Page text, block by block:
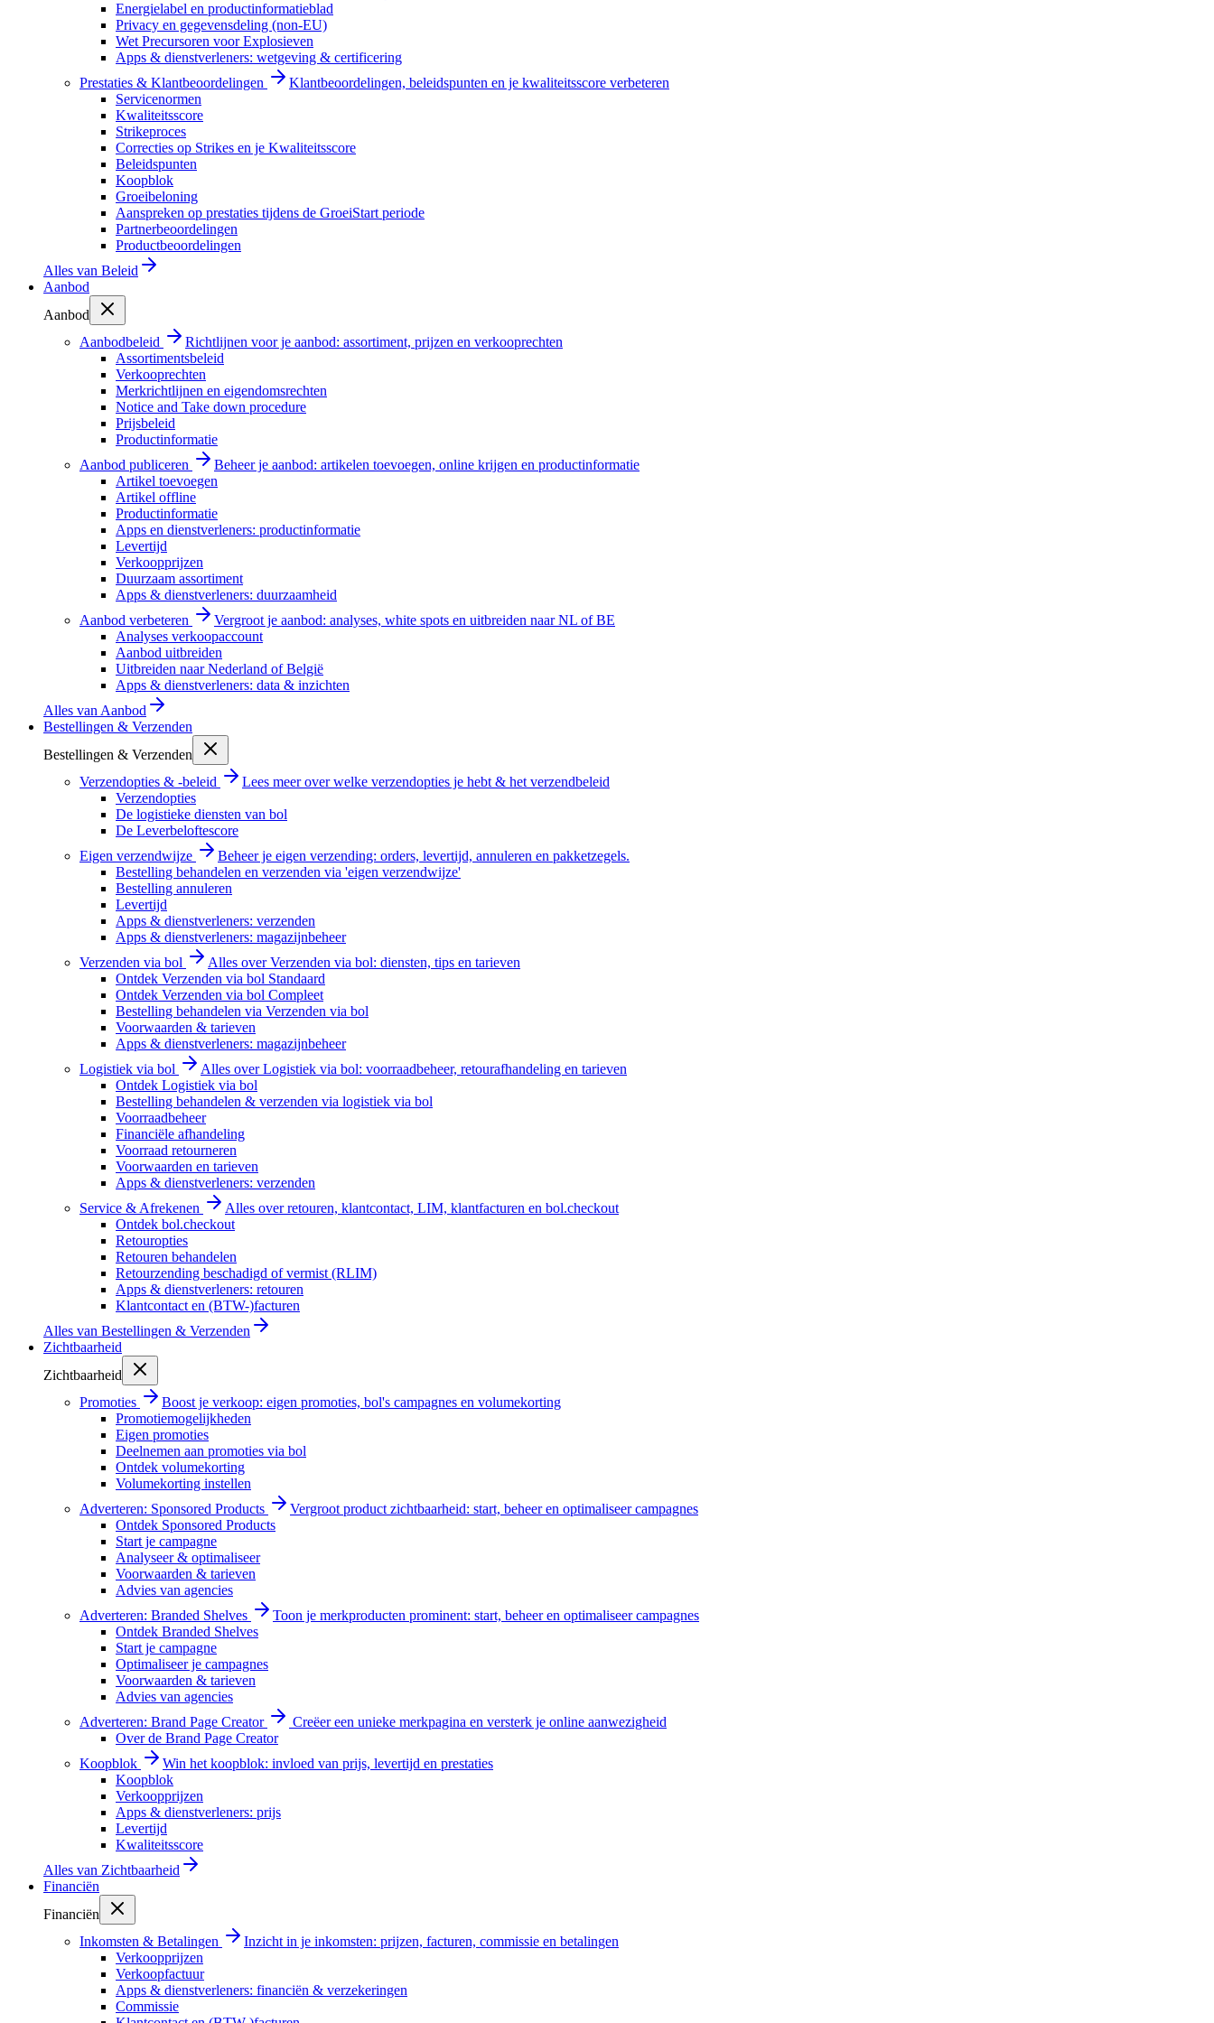
Energielabel en productinformatieblad
Privacy en gegevensdeling (non-EU)
Wet Precursoren voor Explosieven
Apps & dienstverleners: wetgeving & certificering
Prestaties & Klantbeoordelingen
Klantbeoordelingen, beleidspunten en je kwaliteitsscore verbeteren
Servicenormen
Kwaliteitsscore
Strikeproces
Correcties op Strikes en je Kwaliteitsscore
Beleidspunten
Koopblok
Groeibeloning
Aanspreken op prestaties tijdens de GroeiStart periode
Partnerbeoordelingen
Productbeoordelingen
Alles van Beleid
Aanbod
Aanbod
Aanbodbeleid
Richtlijnen voor je aanbod: assortiment, prijzen en verkooprechten
Assortimentsbeleid
Verkooprechten
Merkrichtlijnen en eigendomsrechten
Notice and Take down procedure
Prijsbeleid
Productinformatie
Aanbod publiceren
Beheer je aanbod: artikelen toevoegen, online krijgen en productinformatie
Artikel toevoegen
Artikel offline
Productinformatie
Apps en dienstverleners: productinformatie
Levertijd
Verkoopprijzen
Duurzaam assortiment
Apps & dienstverleners: duurzaamheid
Aanbod verbeteren
Vergroot je aanbod: analyses, white spots en uitbreiden naar NL of BE
Analyses verkoopaccount
Aanbod uitbreiden
Uitbreiden naar Nederland of België
Apps & dienstverleners: data & inzichten
Alles van Aanbod
Bestellingen & Verzenden
Bestellingen & Verzenden
Verzendopties & -beleid
Lees meer over welke verzendopties je hebt & het verzendbeleid
Verzendopties
De logistieke diensten van bol
De Leverbeloftescore
Eigen verzendwijze
Beheer je eigen verzending: orders, levertijd, annuleren en pakketzegels.
Bestelling behandelen en verzenden via 'eigen verzendwijze'
Bestelling annuleren
Levertijd
Apps & dienstverleners: verzenden
Apps & dienstverleners: magazijnbeheer
Verzenden via bol
Alles over Verzenden via bol: diensten, tips en tarieven
Ontdek Verzenden via bol Standaard
Ontdek Verzenden via bol Compleet
Bestelling behandelen via Verzenden via bol
Voorwaarden & tarieven
Apps & dienstverleners: magazijnbeheer
Logistiek via bol
Alles over Logistiek via bol: voorraadbeheer, retourafhandeling en tarieven
Ontdek Logistiek via bol
Bestelling behandelen & verzenden via logistiek via bol
Voorraadbeheer
Financiële afhandeling
Voorraad retourneren
Voorwaarden en tarieven
Apps & dienstverleners: verzenden
Service & Afrekenen
Alles over retouren, klantcontact, LIM, klantfacturen en bol.checkout
Ontdek bol.checkout
Retouropties
Retouren behandelen
Retourzending beschadigd of vermist (RLIM)
Apps & dienstverleners: retouren
Klantcontact en (BTW-)facturen
Alles van Bestellingen & Verzenden
Zichtbaarheid
Zichtbaarheid
Promoties
Boost je verkoop: eigen promoties, bol's campagnes en volumekorting
Promotiemogelijkheden
Eigen promoties
Deelnemen aan promoties via bol
Ontdek volumekorting
Volumekorting instellen
Adverteren: Sponsored Products
Vergroot product zichtbaarheid: start, beheer en optimaliseer campagnes
Ontdek Sponsored Products
Start je campagne
Analyseer & optimaliseer
Voorwaarden & tarieven
Advies van agencies
Adverteren: Branded Shelves
Toon je merkproducten prominent: start, beheer en optimaliseer campagnes
Ontdek Branded Shelves
Start je campagne
Optimaliseer je campagnes
Voorwaarden & tarieven
Advies van agencies
Adverteren: Brand Page Creator
Creëer een unieke merkpagina en versterk je online aanwezigheid
Over de Brand Page Creator
Koopblok
Win het koopblok: invloed van prijs, levertijd en prestaties
Koopblok
Verkoopprijzen
Apps & dienstverleners: prijs
Levertijd
Kwaliteitsscore
Alles van Zichtbaarheid
Financiën
Financiën
Inkomsten & Betalingen
Inzicht in je inkomsten: prijzen, facturen, commissie en betalingen
Verkoopprijzen
Verkoopfactuur
Apps & dienstverleners: financiën & verzekeringen
Commissie